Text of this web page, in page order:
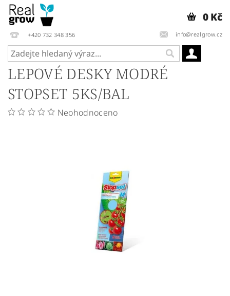
+420 732 348 356 info@realgrow.cz
0 Kč
LEPOVÉ DESKY MODRÉ
STOPSET 5KS/BAL
Neohodnoceno